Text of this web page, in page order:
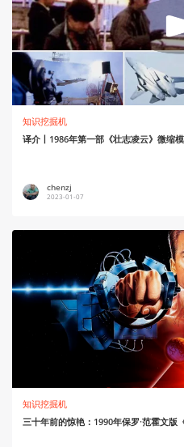
知识挖掘机
译介丨1986年第一部《壮志凌云》微缩
chenzj
2023-01-07
知识挖掘机
三十年前的惊艳：1990年保罗·范霍文版